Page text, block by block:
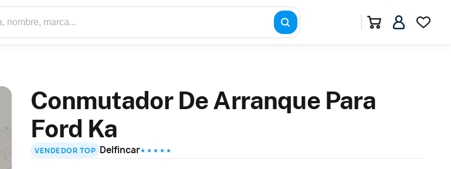
Conmutador De Arranque Para
Ford Ka
VENDEDOR TOP Delfincar★ ★ ★ ★ ★